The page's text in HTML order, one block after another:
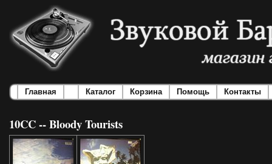
Главная Каталог Корзина Помощь Контакты
10CC -- Bloody Tourists